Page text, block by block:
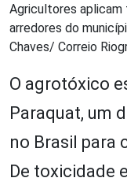
Agricultores aplicam
arredores do
Chaves/ Correio
O agrotóxico
Paraquat, um
no Brasil para
De toxicidade